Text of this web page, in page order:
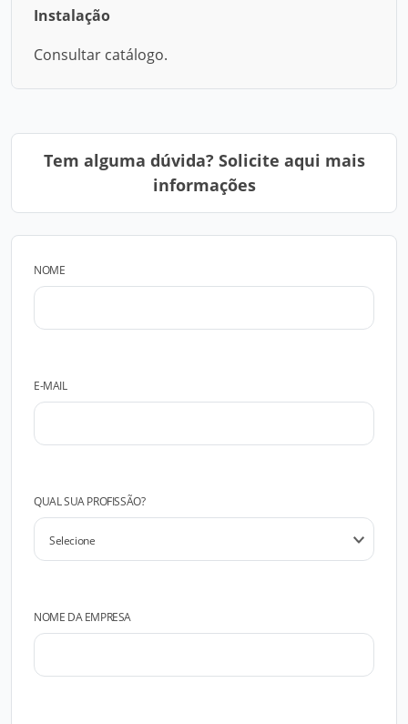
Instalação
Consultar catálogo.
Tem alguma dúvida? Solicite aqui mais
informações
NOME
E-MAIL
QUAL SUA PROFISSÃO?
NOME DA EMPRESA